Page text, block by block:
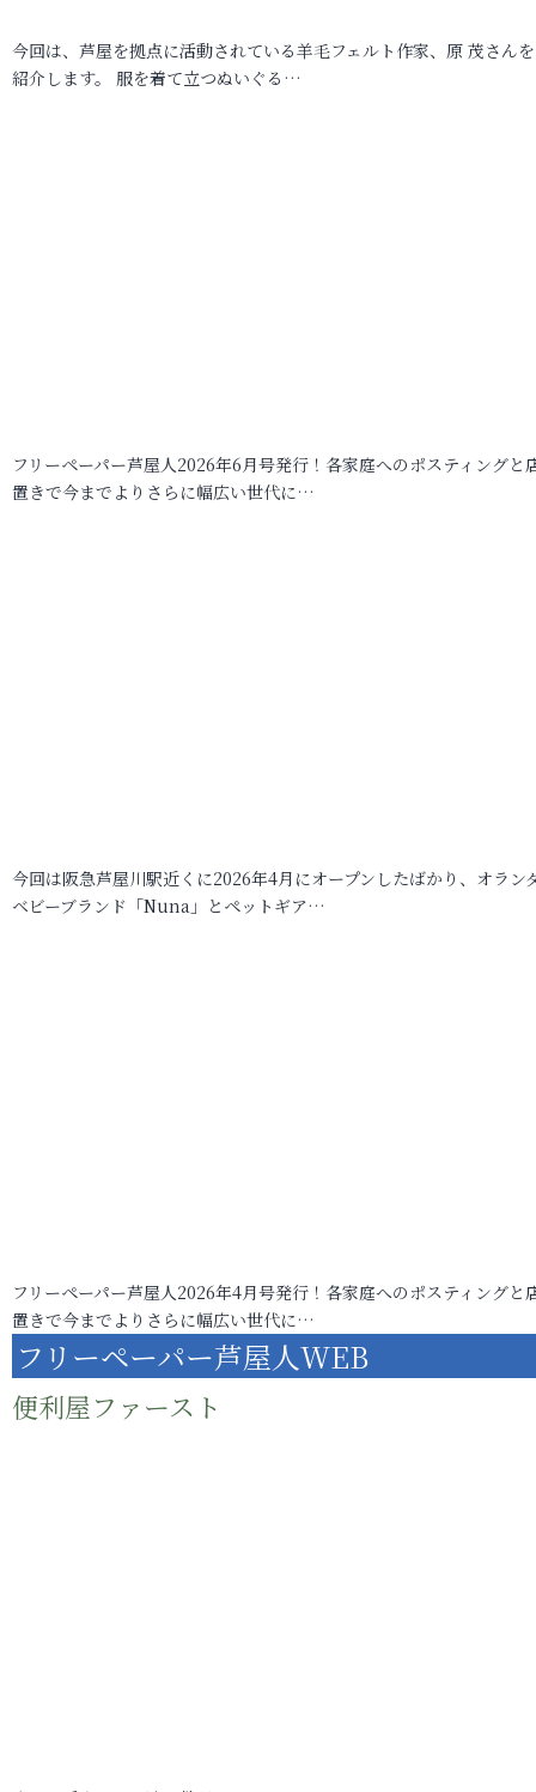
今回は、芦屋を拠点に活動されている羊毛フェルト作家、原 茂さん
紹介します。 服を着て立つぬいぐる…
フリーペーパー芦屋人2026年6月号発行！各家庭へのポスティングと
置きで今までよりさらに幅広い世代に…
今回は阪急芦屋川駅近くに2026年4月にオープンしたばかり、オラン
ベビーブランド「Nuna」とペットギア…
フリーペーパー芦屋人2026年4月号発行！各家庭へのポスティングと
置きで今までよりさらに幅広い世代に…
フリーペーパー芦屋人WEB
便利屋ファースト